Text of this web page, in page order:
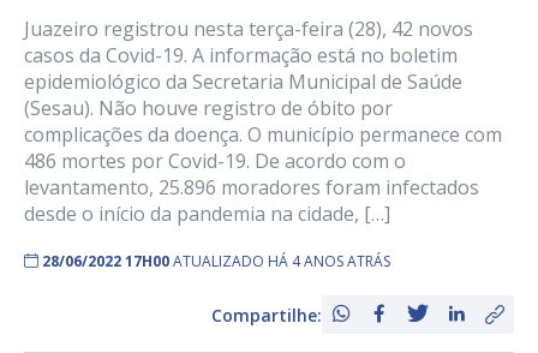
Juazeiro registrou nesta terça-feira (28), 42 novos
casos da Covid-19. A informação está no boletim
epidemiológico da Secretaria Municipal de Saúde
(Sesau). Não houve registro de óbito por
complicações da doença. O município permanece com
486 mortes por Covid-19. De acordo com o
levantamento, 25.896 moradores foram infectados
desde o início da pandemia na cidade, […]
28/06/2022 17H00ATUALIZADO HÁ 4 ANOS ATRÁS
Compartilhe: